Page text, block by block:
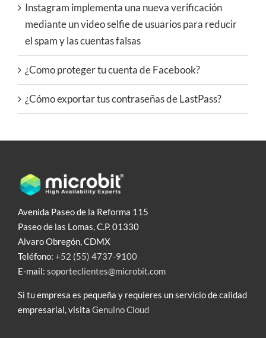
Instagram implementa una nueva verificación
mediante un video selfie de usuarios para reducir
el spam y las cuentas falsas
¿Como proteger tu cuenta de Facebook?
¿Cómo exportar tus contraseñas de LastPass?
Avenida Paseo de la Reforma 115
Paseo de las Lomas, C.P. 01330
Alvaro Obregón, CDMX
Teléfono: +52 (55) 4737-9100
E-mail: soporteclientes@microbit.com
Si tu empresa es pequeña y requieres un servicio de calidad
empresarial, visita Genuino Cloud